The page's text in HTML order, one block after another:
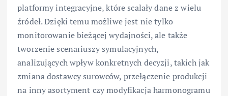
platformy integracyjne, które scalały dane z wielu
źródeł. Dzięki temu możliwe jest nie tylko
monitorowanie bieżącej wydajności, ale także
tworzenie scenariuszy symulacyjnych,
analizujących wpływ konkretnych decyzji, takich jak
zmiana dostawcy surowców, przełączenie produkcji
na inny asortyment czy modyfikacja harmonogramu